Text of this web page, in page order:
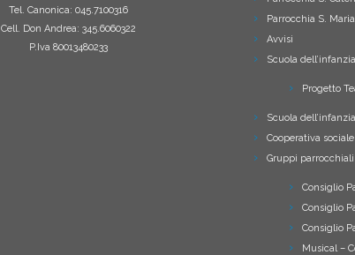
Tel. Canonica: 045.7100316
Cell. Don Andrea: 345.6060322
P.Iva 80013480233
Parrocchia S.
Avvisi
Scuola
Progetto
Scuola
Cooperativa
Gruppi parrocchiali
Consiglio
Consiglio
Consiglio
Musical –